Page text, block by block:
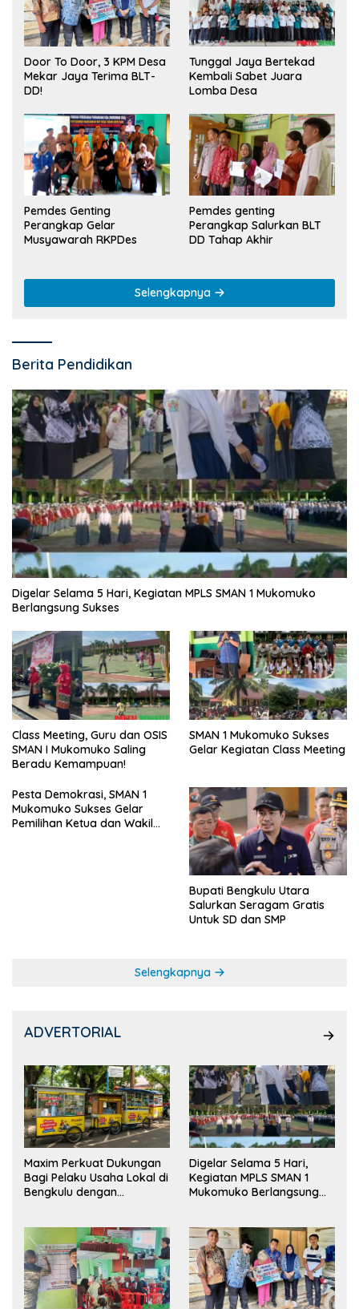
Door To Door, 3 KPM Desa
Mekar Jaya Terima BLT-
DD!
Tunggal Jaya Bertekad
Kembali Sabet Juara
Lomba Desa
Pemdes Genting
Perangkap Gelar
Musyawarah RKPDes
Pemdes genting
Perangkap Salurkan BLT
DD Tahap Akhir
Selengkapnya
Berita Pendidikan
Digelar Selama 5 Hari, Kegiatan MPLS SMAN 1 Mukomuko
Berlangsung Sukses
Class Meeting, Guru dan OSIS
SMAN I Mukomuko Saling
Beradu Kemampuan!
SMAN 1 Mukomuko Sukses
Gelar Kegiatan Class Meeting
Pesta Demokrasi, SMAN 1
Mukomuko Sukses Gelar
Pemilihan Ketua dan Wakil
Bupati Bengkulu Utara
Salurkan Seragam Gratis
Untuk SD dan SMP
Selengkapnya
ADVERTORIAL
Maxim Perkuat Dukungan
Bagi Pelaku Usaha Lokal di
Bengkulu dengan
Pasar
Digelar Selama 5 Hari,
Kegiatan MPLS SMAN 1
Mukomuko Berlangsung